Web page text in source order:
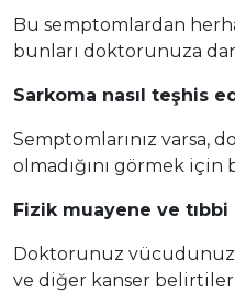
Bu semptomlardan
bunları doktorunuza
Sarkoma nasıl teşhis
Semptomlarınız varsa,
olmadığını görmek
Fizik muayene ve
Doktorunuz
ve diğer kanser